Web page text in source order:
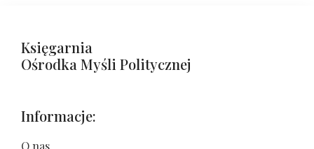
Księgarnia
Ośrodka Myśli Politycznej
Informacje:
O nas